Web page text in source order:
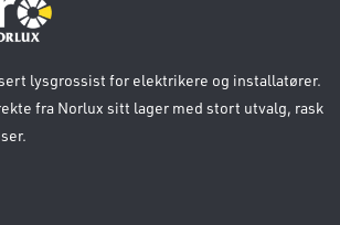
lysgrossist for elektrikere og installatører.
fra Norlux sitt lager med stort utvalg, rask